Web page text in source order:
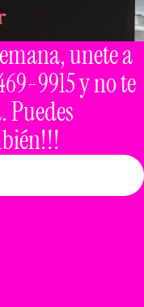
unete a
9915 y no te
Puedes